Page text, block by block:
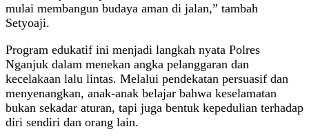
mulai membangun budaya aman di jalan,” tambah
Setyoaji.
Program edukatif ini menjadi langkah nyata Polres
Nganjuk dalam menekan angka pelanggaran dan
kecelakaan lalu lintas. Melalui pendekatan persuasif dan
menyenangkan, anak-anak belajar bahwa keselamatan
bukan sekadar aturan, tapi juga bentuk kepedulian terhadap
diri sendiri dan orang lain.